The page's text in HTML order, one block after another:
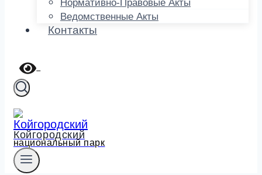
Нормативно-Правовые Акты
Ведомственные Акты
Контакты
Койгородский
национальный парк